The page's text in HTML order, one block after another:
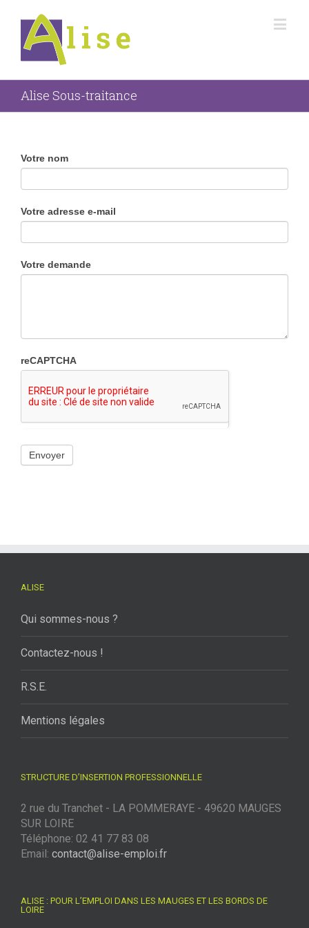
Alise Sous-traitance
If
you
are
leave
blank.
Votre nom
Votre adresse e-mail
Votre demande
reCAPTCHA
ALISE
Qui sommes-nous ?
Contactez-nous !
R.S.E.
Mentions légales
STRUCTURE D’INSERTION PROFESSIONNELLE
2 rue du Tranchet - LA POMMERAYE - 49620 MAUGES
SUR LOIRE
Téléphone: 02 41 77 83 08
Email: contact@alise-emploi.fr
ALISE : POUR L’EMPLOI DANS LES MAUGES ET LES BORDS DE
LOIRE